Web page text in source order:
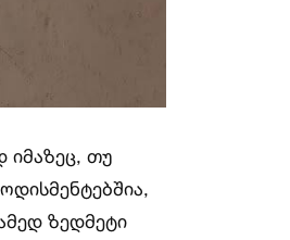
იმაზეც, თუ
ზედმეტი